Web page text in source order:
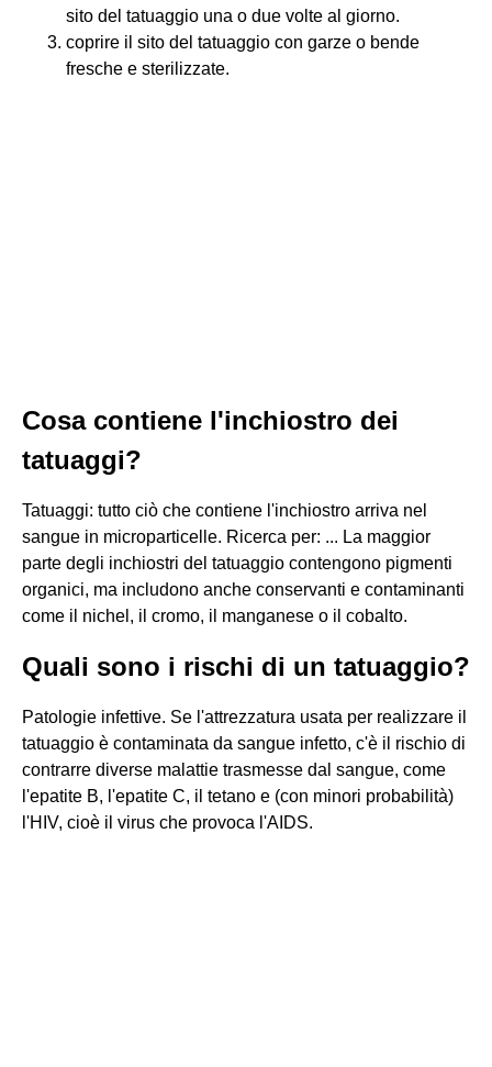
sito del tatuaggio una o due volte al giorno.
coprire il sito del tatuaggio con garze o bende
fresche e sterilizzate.
Cosa contiene l'inchiostro dei
tatuaggi?
Tatuaggi: tutto ciò che contiene l'inchiostro arriva nel
sangue in microparticelle. Ricerca per: ... La maggior
parte degli inchiostri del tatuaggio contengono pigmenti
organici, ma includono anche conservanti e contaminanti
come il nichel, il cromo, il manganese o il cobalto.
Quali sono i rischi di un tatuaggio?
Patologie infettive. Se l'attrezzatura usata per realizzare il
tatuaggio è contaminata da sangue infetto, c'è il rischio di
contrarre diverse malattie trasmesse dal sangue, come
l'epatite B, l'epatite C, il tetano e (con minori probabilità)
l'HIV, cioè il virus che provoca l'AIDS.